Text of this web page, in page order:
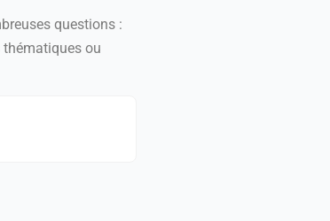
questions :
ou